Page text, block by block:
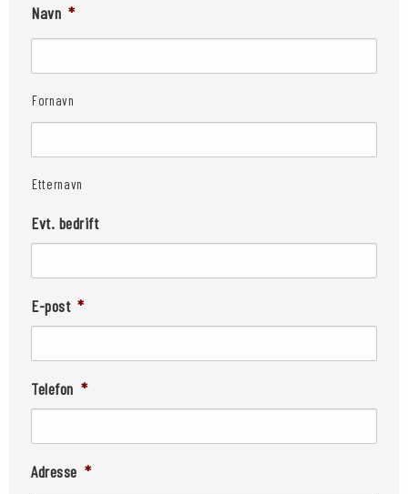
Navn *
Fornavn
Etternavn
Evt. bedrift
E-post *
Telefon *
Adresse *